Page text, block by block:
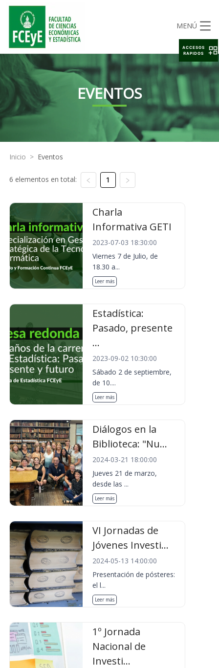
MENÚ
EVENTOS
Inicio > Eventos
6 elementos en total: 1
Charla
Informativa GETI
2023-07-03 18:30:00
Viernes 7 de Julio, de
18.30 a...
Leer más
Estadística:
Pasado, presente
...
2023-09-02 10:30:00
Sábado 2 de septiembre,
de 10....
Leer más
Diálogos en la
Biblioteca: "Nu...
2024-03-21 18:00:00
Jueves 21 de marzo,
desde las ...
Leer más
VI Jornadas de
Jóvenes Investi...
2024-05-13 14:00:00
Presentación de pósteres:
el l...
Leer más
1º Jornada
Nacional de
Investi...
ACCESOS
RAPIDOS